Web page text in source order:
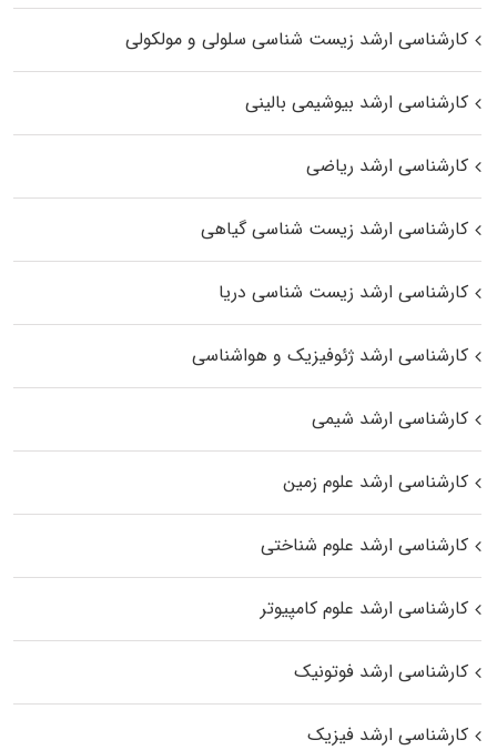
کارشناسی ارشد زیست شناسی سلولی و مولکولی
کارشناسی ارشد بیوشیمی بالینی
کارشناسی ارشد ریاضی
کارشناسی ارشد زیست‌ شناسی گیاهی
کارشناسی ارشد زیست‌ شناسی دریا
کارشناسی ارشد ژئوفیزیک و هواشناسی
کارشناسی ارشد شیمی
کارشناسی ارشد علوم زمین
کارشناسی ارشد علوم شناختی
کارشناسی ارشد علوم کامپیوتر
کارشناسی ارشد فوتونیک
کارشناسی ارشد فیزیک